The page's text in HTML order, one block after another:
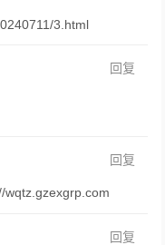
3.html
回复
回复
wqtz.gzexgrp.com
回复